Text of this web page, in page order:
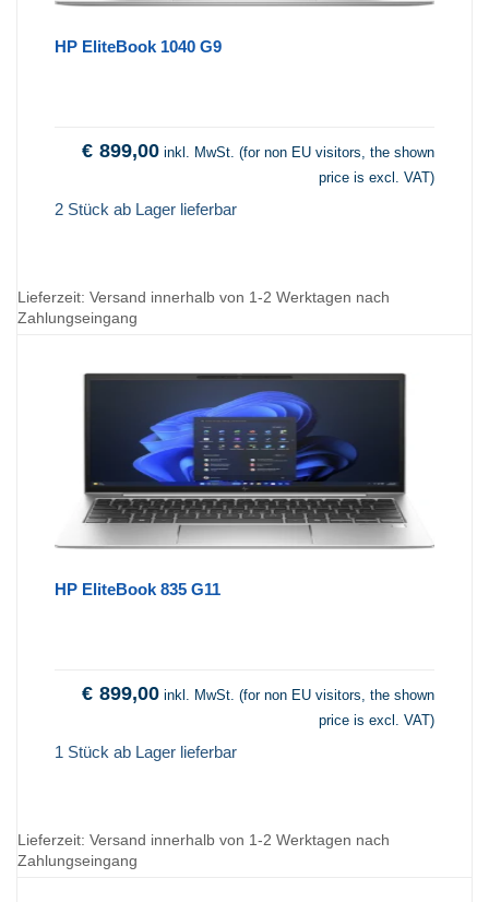
HP EliteBook 1040 G9
€ 899,00 inkl. MwSt. (for non EU visitors, the shown
price is excl. VAT)
2 Stück ab Lager lieferbar
Lieferzeit: Versand innerhalb von 1-2 Werktagen nach
Zahlungseingang
HP EliteBook 835 G11
€ 899,00 inkl. MwSt. (for non EU visitors, the shown
price is excl. VAT)
1 Stück ab Lager lieferbar
Lieferzeit: Versand innerhalb von 1-2 Werktagen nach
Zahlungseingang